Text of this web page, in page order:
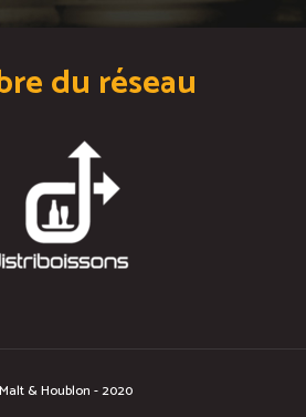
du réseau
& Houblon - 2020